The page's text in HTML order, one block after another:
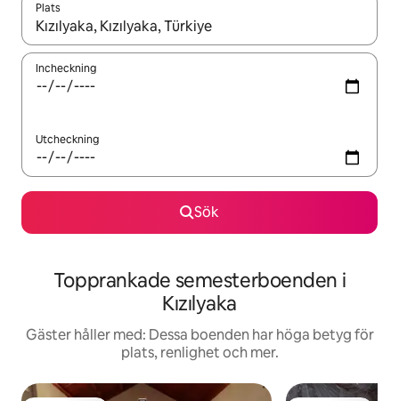
Plats
När resultaten är tillgängliga kan du navigera med upp- och
Incheckning
Utcheckning
Sök
Topprankade semesterboenden i
Kızılyaka
Gäster håller med: Dessa boenden har höga betyg för
plats, renlighet och mer.